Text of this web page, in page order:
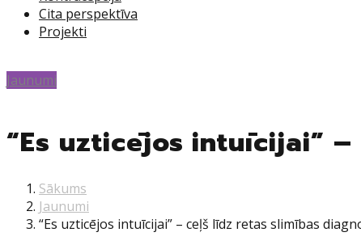
Cita perspektīva
Projekti
Jaunumi
“Es uzticējos intuīcijai”
Sākums
Jaunumi
“Es uzticējos intuīcijai” – ceļš līdz retas slimības